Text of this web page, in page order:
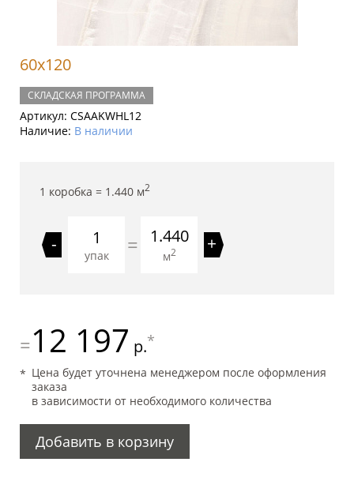
60x120
СКЛАДСКАЯ ПРОГРАММА
Артикул: CSAAKWHL12
Наличие: В наличии
1 коробка = 1.440 м2
-
упак = 1.440
м2 +
=12 197 р.*
Цена будет уточнена менеджером после оформления
заказа
в зависимости от необходимого количества
Добавить в корзину